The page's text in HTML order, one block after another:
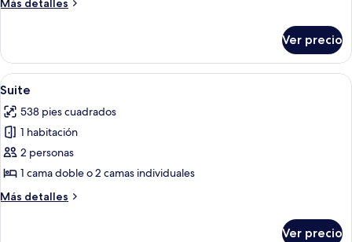
junior
Ver precio
Abrir
todas
las
fotos
de
Suite
Una habitación de hotel moderna
9
Suite
538 pies cuadrados
1 habitación
2 personas
1 cama doble o 2 camas individuales
Más detalles
Más
Ver precio